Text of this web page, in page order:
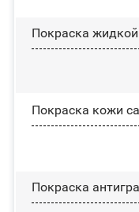
Покраска
Покраска кожи
Покраска